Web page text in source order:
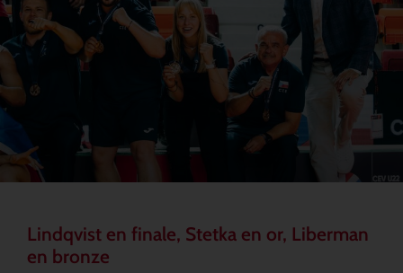
Lindqvist en finale, Stetka en or, Liberman
en bronze